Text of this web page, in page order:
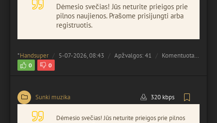
Dėmesio svečias! Jūs neturite prieigos prie
pilnos naujienos. Prašome prisijungti arba
registruotis.
*Handsuper 5-07-2026, 08:43 Apžvalgos: 41 Komentuota: 0
0 0
Sunki muzika 320 kbps
Dėmesio svečias! Jūs neturite prieigos prie pilnos